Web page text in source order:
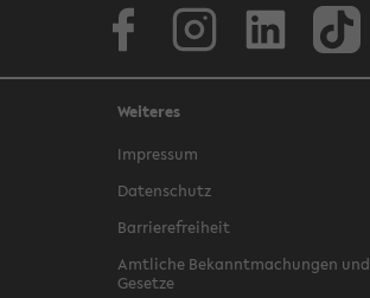
Weiteres
Impressum
Datenschutz
Barrierefreiheit
Amtliche Bekanntmachungen und
Gesetze